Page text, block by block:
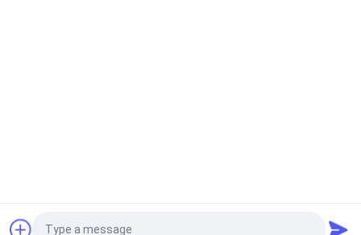
Dell'acquario